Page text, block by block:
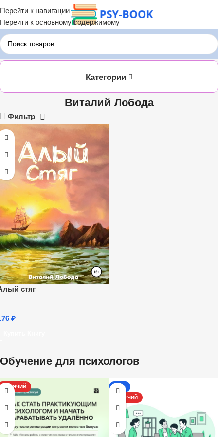
Перейти к навигации
Перейти к основному содержимому
Главная ЛИТРЕС Виталий Лобода
Категории
Виталий Лобода
Фильтр
стяг
₽
Обучение для психологов
ГОРЯЧИЙ
-17%
ГОРЯЧИЙ